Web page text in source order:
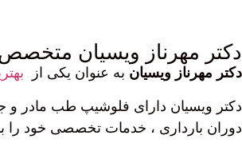
دکتر ‏مهرناز ‏ویسیان متخصص
دکتر ‏مهرناز ‏ویسیان به‌ عنوان یکی از
دکتر ویسیان دارای فلوشیپ طب مادر و
دوران بارداری ، خدمات تخصصی خود را